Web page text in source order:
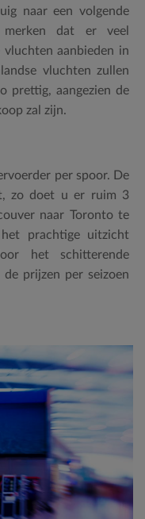
naar een volgende
dat er veel
aanbieden in
vluchten zullen
prettig, aangezien de
zal zijn.
per spoor. De
zo doet u er ruim 3
naar Toronto te
prachtige uitzicht
het schitterende
prijzen per seizoen